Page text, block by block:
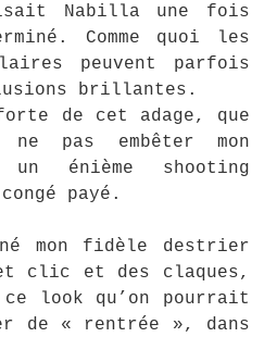
Nabilla une fois
Comme quoi les
peuvent parfois
brillantes.
de cet adage, que
pas embêter mon
un énième shooting
payé.
mon fidèle destrier
clic et des claques,
look qu’on pourrait
de « rentrée », dans